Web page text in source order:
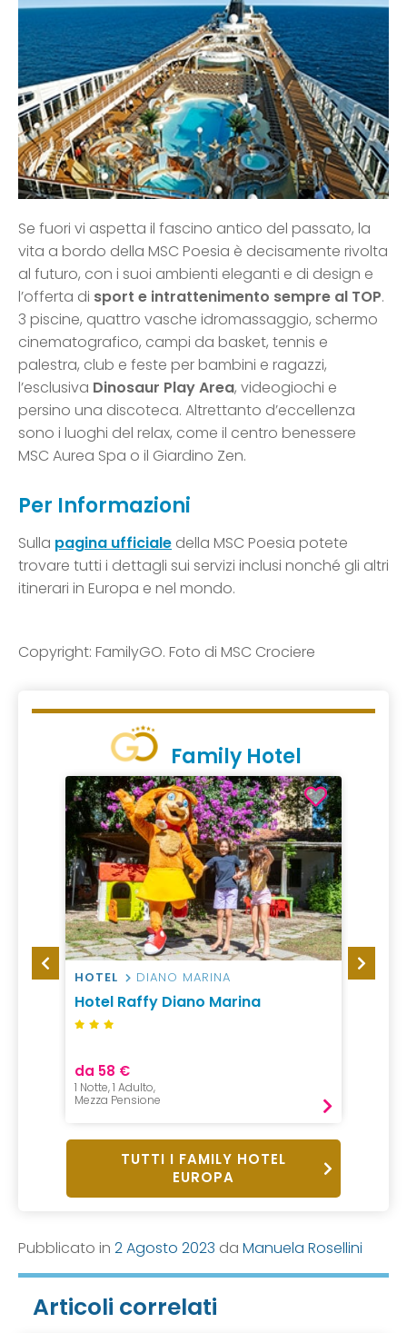
Se fuori vi aspetta il fascino antico del passato, la
vita a bordo della MSC Poesia è decisamente rivolta
al futuro, con i suoi ambienti eleganti e di design e
l’offerta di sport e intrattenimento sempre al TOP.
3 piscine, quattro vasche idromassaggio, schermo
cinematografico, campi da basket, tennis e
palestra, club e feste per bambini e ragazzi,
l’esclusiva Dinosaur Play Area, videogiochi e
persino una discoteca. Altrettanto d’eccellenza
sono i luoghi del relax, come il centro benessere
MSC Aurea Spa o il Giardino Zen.
Per Informazioni
Sulla pagina ufficiale della MSC Poesia potete
trovare tutti i dettagli sui servizi inclusi nonché gli altri
itinerari in Europa e nel mondo.
Copyright: FamilyGO. Foto di MSC Crociere
Family Hotel
HOTEL DIANO MARINA
Hotel Raffy Diano Marina
da 58 €
1 Notte, 1 Adulto,
Mezza Pensione
CASA
TUTTI I FAMILY HOTEL
EUROPA
Pubblicato in 2 Agosto 2023 da Manuela Rosellini
Articoli correlati